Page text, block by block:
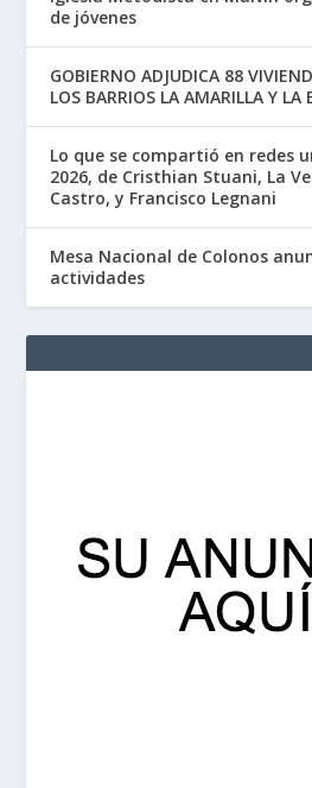
de jóvenes
GOBIERNO ADJUDICA 88
LOS BARRIOS LA AMARILLA Y LA
Lo que se compartió en redes
2026, de Cristhian Stuani, La
Castro, y Francisco Legnani
Mesa Nacional de Colonos
actividades